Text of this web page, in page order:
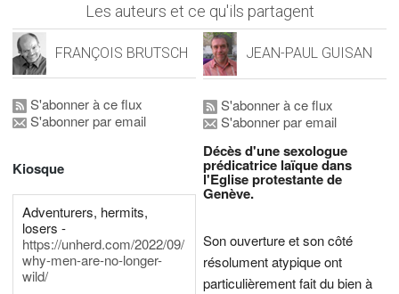
Les auteurs et ce qu'ils partagent
FRANÇOIS BRUTSCH
S'abonner à ce flux
S'abonner par email
Kiosque
Adventurers, hermits,
losers -
https://unherd.com/2022/09/
why-men-are-no-longer-
wild/
JEAN-PAUL GUISAN
S'abonner à ce flux
S'abonner par email
Décès d'une sexologue
prédicatrice laïque dans
l'Eglise protestante de
Genève.
Son ouverture et son côté
résolument atypique ont
particulièrement fait du bien à